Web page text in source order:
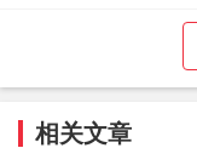
吗？” 毕竟这次游戏
赢家，第三季完结
第二季阵容非常豪
相关文章